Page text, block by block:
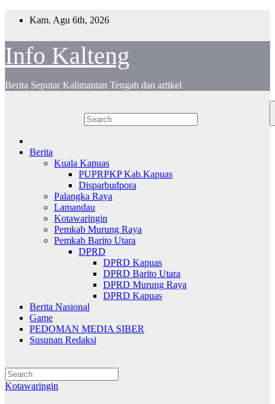
Kam. Agu 6th, 2026
Info Kalteng
Berita Seputar Kalimantan Tengah dan artikel
Berita
Kuala Kapuas
PUPRPKP Kab.Kapuas
Disparbudpora
Palangka Raya
Lamandau
Kotawaringin
Pemkab Murung Raya
Pemkab Barito Utara
DPRD
DPRD Kapuas
DPRD Barito Utara
DPRD Murung Raya
DPRD Kapuas
Berita Nasional
Game
PEDOMAN MEDIA SIBER
Susunan Redaksi
Kotawaringin